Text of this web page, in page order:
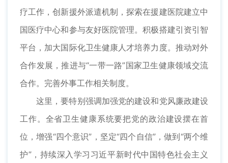
疗工作，创新援外派遣机制，探索在援建医院建立中
国医疗中心和参与友好医院管理。积极搭建引资引智
平台，加大国际化卫生健康人才培养力度。推动对外
合作发展，推进与“一带一路”国家卫生健康领域交流
合作。完善外事工作相关制度。
这里，要特别强调加强党的建设和党风廉政建设
工作。全省卫生健康系统要把党的政治建设摆在首
位，增强“四个意识”，坚定“四个自信”，做到“两个维
护”，持续深入学习习近平新时代中国特色社会主义